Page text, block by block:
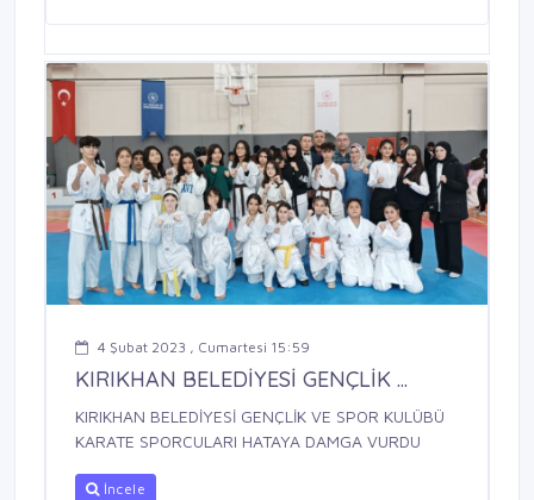
4 Şubat 2023 , Cumartesi 15:59
KIRIKHAN BELEDİYESİ GENÇLİK ...
KIRIKHAN BELEDİYESİ GENÇLİK VE SPOR KULÜBÜ
KARATE SPORCULARI HATAYA DAMGA VURDU
İncele